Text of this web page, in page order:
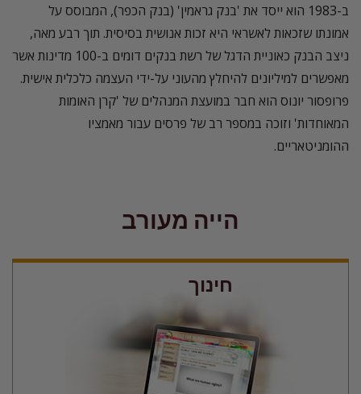
ב-1983 הוא ייסד את 'בנק גראמין' (בנק הכפר), המבוסס על
אמונתו שזכאות לאשראי היא זכות אנושית בסיסית. תוך רבע מאה,
ניצב הבנק כאוניית הדגל של רשת בנקים דומים ב-100 מדינות אשר
מאפשרים למיליונים להיחלץ מהעוני על-ידי העצמה כלכלית אישית.
פרופסור יונוס הוא חבר במועצת המנהלים של 'קרן האומות
המאוחדות' וזוכה במספר רב של פרסים עבור מאמציו
ההומניטאריים.
הייה מעורב
חינוך